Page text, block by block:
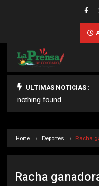
ULTIMAS NOTICIAS :
nothing found
Home Deportes Racha
Racha